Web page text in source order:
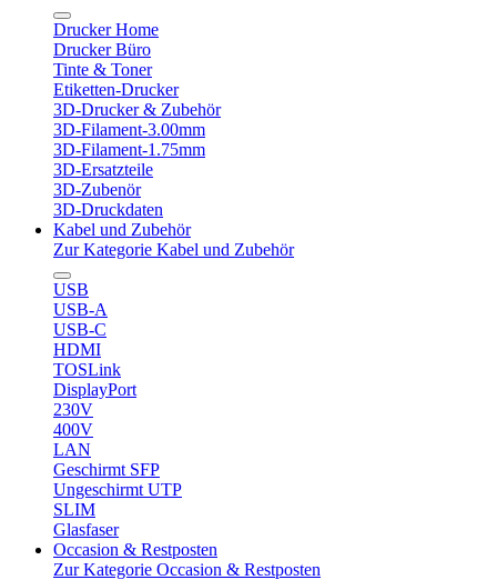
Drucker Home
Drucker Büro
Tinte & Toner
Etiketten-Drucker
3D-Drucker & Zubehör
3D-Filament-3.00mm
3D-Filament-1.75mm
3D-Ersatzteile
3D-Zubenör
3D-Druckdaten
Kabel und Zubehör
Zur Kategorie Kabel und Zubehör
USB
USB-A
USB-C
HDMI
TOSLink
DisplayPort
230V
400V
LAN
Geschirmt SFP
Ungeschirmt UTP
SLIM
Glasfaser
Occasion & Restposten
Zur Kategorie Occasion & Restposten